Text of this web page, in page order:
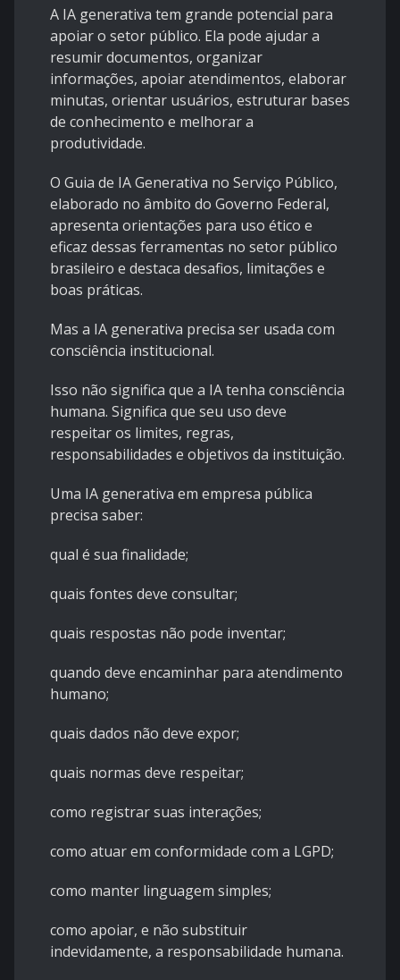
A IA generativa tem grande potencial para
apoiar o setor público. Ela pode ajudar a
resumir documentos, organizar
informações, apoiar atendimentos, elaborar
minutas, orientar usuários, estruturar bases
de conhecimento e melhorar a
produtividade.
O Guia de IA Generativa no Serviço Público,
elaborado no âmbito do Governo Federal,
apresenta orientações para uso ético e
eficaz dessas ferramentas no setor público
brasileiro e destaca desafios, limitações e
boas práticas.
Mas a IA generativa precisa ser usada com
consciência institucional.
Isso não significa que a IA tenha consciência
humana. Significa que seu uso deve
respeitar os limites, regras,
responsabilidades e objetivos da instituição.
Uma IA generativa em empresa pública
precisa saber:
qual é sua finalidade;
quais fontes deve consultar;
quais respostas não pode inventar;
quando deve encaminhar para atendimento
humano;
quais dados não deve expor;
quais normas deve respeitar;
como registrar suas interações;
como atuar em conformidade com a LGPD;
como manter linguagem simples;
como apoiar, e não substituir
indevidamente, a responsabilidade humana.